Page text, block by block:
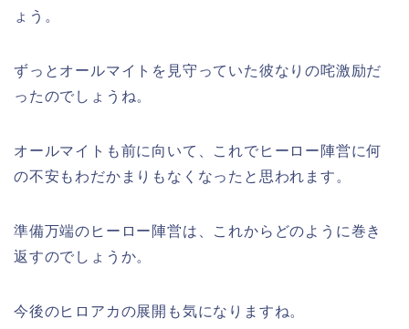
ょう。
ずっとオールマイトを見守っていた彼なりの咤激励だ
ったのでしょうね。
オールマイトも前に向いて、これでヒーロー陣営に何
の不安もわだかまりもなくなったと思われます。
準備万端のヒーロー陣営は、これからどのように巻き
返すのでしょうか。
今後のヒロアカの展開も気になりますね。